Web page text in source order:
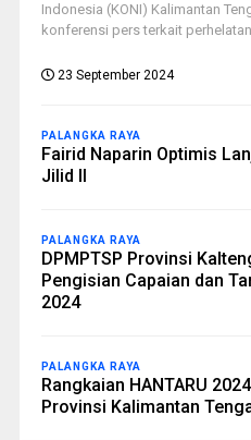
Indonesia (KONI) Kalimantan
konferensi pers terkait perhelatan
23 September 2024
PALANGKA RAYA
Fairid Naparin Optimis
Jilid II
PALANGKA RAYA
DPMPTSP Provinsi
Pengisian Capaian dan
2024
PALANGKA RAYA
Rangkaian HANTARU
Provinsi Kalimantan